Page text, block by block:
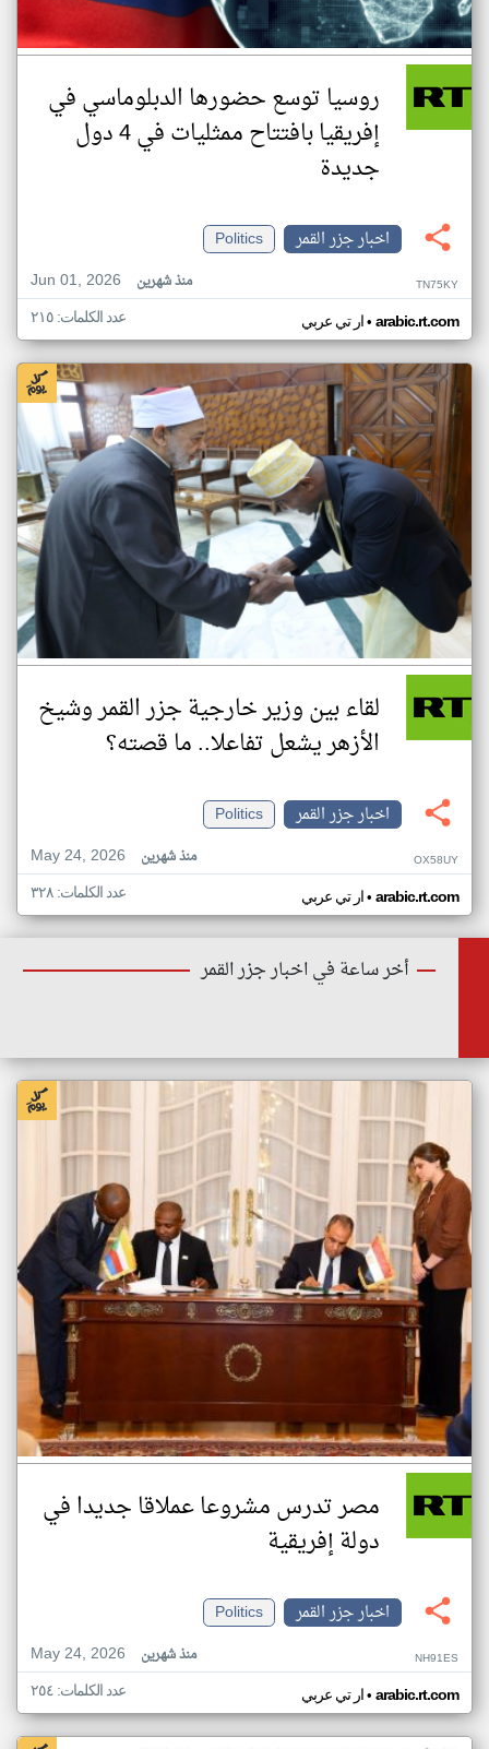
روسيا توسع حضورها الدبلوماسي في
إفريقيا بافتتاح ممثليات في 4 دول
جديدة
اخبار جزر القمر
Politics
Jun 01, 2026
منذ شهرين TN75KY
ار تي عربي• arabic.rt.com عدد الكلمات: ٢١٥
لقاء بين وزير خارجية جزر القمر وشيخ
الأزهر يشعل تفاعلا.. ما قصته؟
اخبار جزر القمر
Politics
May 24, 2026
منذ شهرين OX58UY
ار تي عربي• arabic.rt.com عدد الكلمات: ٣٢٨
أخر ساعة في اخبار جزر القمر
مصر تدرس مشروعا عملاقا جديدا في
دولة إفريقية
اخبار جزر القمر
Politics
May 24, 2026
منذ شهرين NH91ES
ار تي عربي• arabic.rt.com عدد الكلمات: ٢٥٤